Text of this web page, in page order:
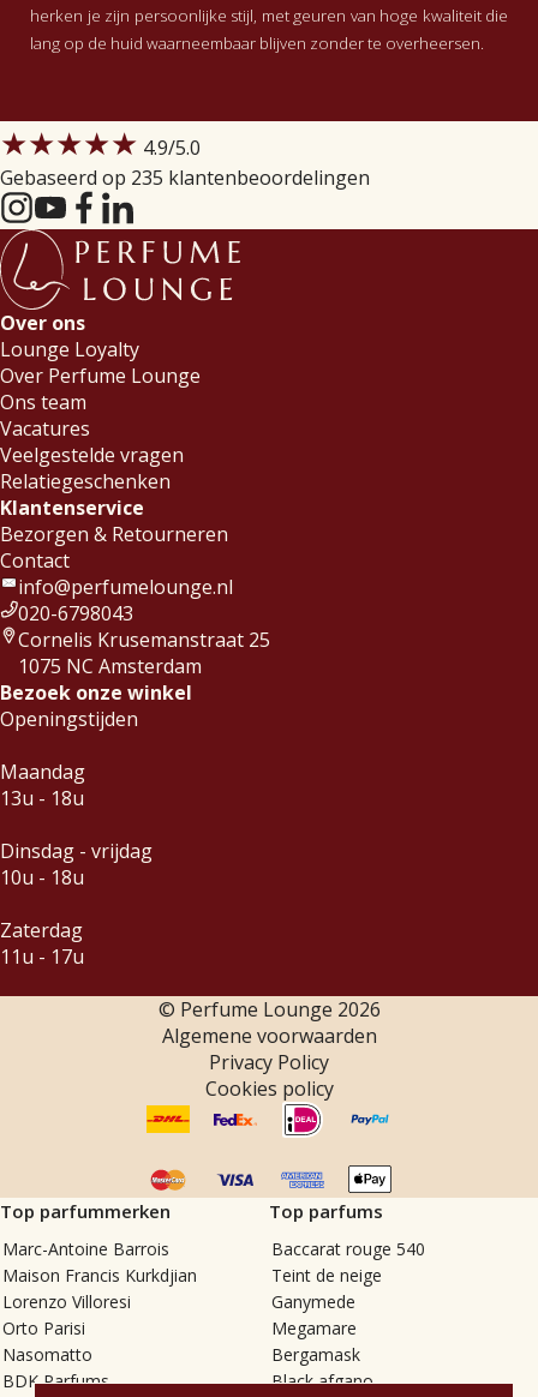
herken je zijn persoonlijke stijl, met geuren van hoge kwaliteit die
lang op de huid waarneembaar blijven zonder te overheersen.
★★★★★ 4.9/5.0
Gebaseerd op 235 klantenbeoordelingen
Over ons
Lounge Loyalty
Over Perfume Lounge
Ons team
Vacatures
Veelgestelde vragen
Relatiegeschenken
Klantenservice
Bezorgen & Retourneren
Contact
info@perfumelounge.nl
020-6798043
Cornelis Krusemanstraat 25
1075 NC Amsterdam
Bezoek onze winkel
Openingstijden
Maandag
13u - 18u
Dinsdag - vrijdag
10u - 18u
Zaterdag
11u - 17u
© Perfume Lounge 2026
Algemene voorwaarden
Privacy Policy
Cookies policy
Top parfummerken
Marc-Antoine Barrois
Maison Francis Kurkdjian
Lorenzo Villoresi
Orto Parisi
Nasomatto
BDK Parfums
Top parfums
Baccarat rouge 540
Teint de neige
Ganymede
Megamare
Bergamask
Black afgano